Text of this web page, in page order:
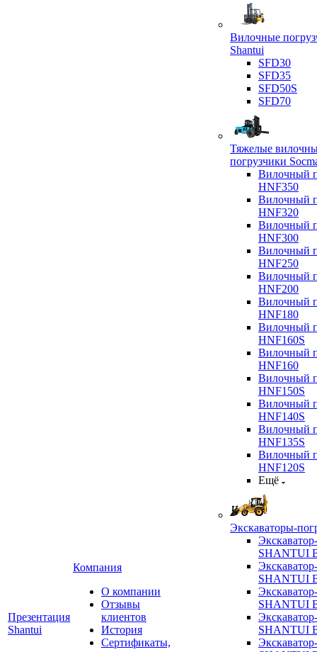
Презентация
Shantui
Компания
О компании
Отзывы
клиентов
История
Сертификаты,
Вилочные
Shantui
SFD30
SFD35
SFD50S
SFD70
Тяжелые
погрузчики
Вилочный
HNF350
Вилочный
HNF320
Вилочный
HNF300
Вилочный
HNF250
Вилочный
HNF200
Вилочный
HNF180
Вилочный
HNF160S
Вилочный
HNF160
Вилочный
HNF150S
Вилочный
HNF140S
Вилочный
HNF135S
Вилочный
HNF120S
Ещё
Экскаваторы-
SHANTUI
SHANTUI
SHANTUI
SHANTUI